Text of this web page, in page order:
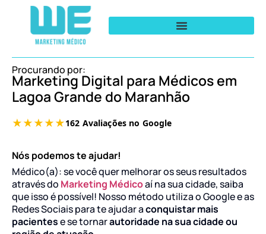
Procurando por:
Marketing Digital para Médicos em
Lagoa Grande do Maranhão
Nós podemos te ajudar!
Médico(a): se você quer melhorar os seus resultados
através do Marketing Médicoaí na sua cidade, saiba
que isso é possível! Nosso método utiliza o Google e as
Redes Sociais para te ajudar aconquistar mais
pacientese se tornarautoridade na sua cidade ou